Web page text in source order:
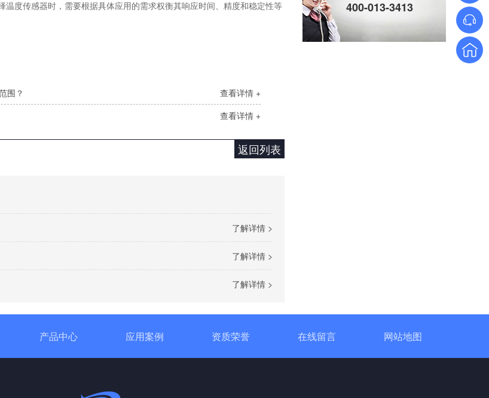
度传感器时，需要根据具体应用的需求权衡其响应时间、精度和稳定性等
查看详情 +
围？
查看详情 +
返回列表
了解详情 >
了解详情 >
了解详情 >
单相TM数字调功器25~150A
单相SH高端调功器25~1000A
400-013-3413
产品中心 应用案例 资质荣誉 在线留言 网站地图